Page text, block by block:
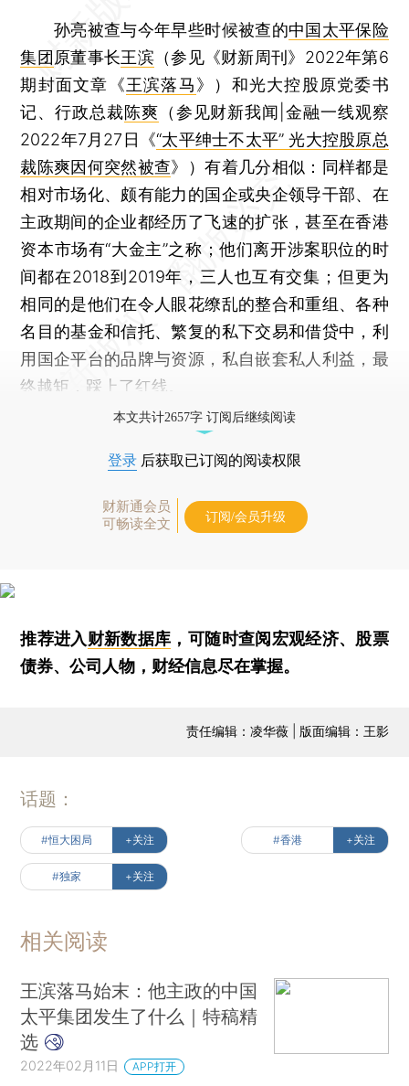
孙亮被查与今年早些时候被查的中国太平保险
集团 原董事长王滨（参见《财新周刊》2022年第6
期封面文章《王滨落马》）和光大控股原党委书
记、行政总裁陈爽 （参见财新我闻|金融一线观察
2022年7月27日《“太平绅士不太平” 光大控股原总
裁陈爽因何突然被查》）有着几分相似：同样都是
相对市场化、颇有能力的国企或央企领导干部、在
主政期间的企业都经历了飞速的扩张，甚至在香港
资本市场有“大金主”之称；他们离开涉案职位的时
间都在2018到2019年，三人也互有交集；但更为
相同的是他们在令人眼花缭乱的整合和重组、各种
名目的基金和信托、繁复的私下交易和借贷中，利
用国企平台的品牌与资源，私自嵌套私人利益，最
终越矩，踩上了红线。
本文共计2657字 订阅后继续阅读
登录 后获取已订阅的阅读权限
财新通会员
可畅读全文
订阅/会员升级
推荐进入财新数据库 ，可随时查阅宏观经济、股票
债券、公司人物，财经信息尽在掌握。
责任编辑：凌华薇 | 版面编辑：王影
话题：
#恒大困局 +关注 #香港 +关注
#独家 +关注
相关阅读
王滨落马始末：他主政的中国
太平集团发生了什么｜特稿精
选
2022年02月11日 APP打开